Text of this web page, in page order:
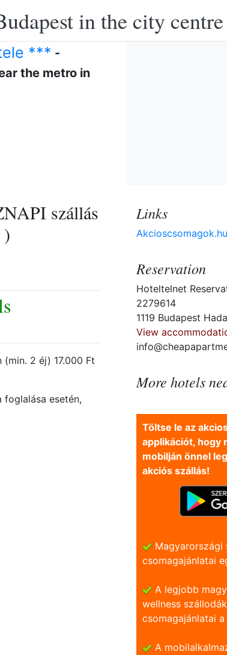
in the city centre
*** -
the metro in
szállás
(min. 2 éj) 17.000 Ft
foglalása esetén,
Links
Akcioscsomagok.hu
Reservation
Hoteltelnet
2279614
1119 Budapest
View
More hotels
Töltse le az
applikációt, hogy
mobilján önnel
akciós szállás!
Magyarországi
csomagajánlatai
A legjobb
wellness
csomagajánlatai
A